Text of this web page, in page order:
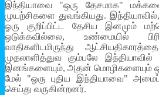
இந்தியாவை "ஒரு தேசமாக"
முயற்சிகளை துவங்கியது.
ஓரு குறிப்பிட்ட தேசிய இனமும்
ஒடுக்கவில்லை, உண்மையில்
வாதிகளிடமிருந்து
முதலாளித்துவ கும்பலே
இனங்களையும், அதன் மொழிகளையும்
மேல் "ஒரு புதிய இந்தியாவை"
செய்து வருகின்றனர்.